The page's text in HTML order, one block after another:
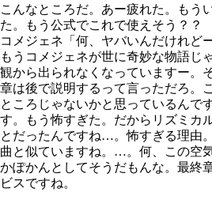
こんなところだ。あー疲れた。もう
た。もう公式でこれで使えそう？？
コメジェネ「何、ヤバいんだけれど
もうコメジェネが世に奇妙な物語じ
観から出られなくなっていますー。
章は後で説明するって言っただろ。
ところじゃないかと思っているんで
す。もう怖すぎた。だからリズミカ
とだったんですね…。怖すぎる理由
曲と似ていますね。…。何、この空
かぽかんとしてそうだもんな。最終
ビスですね。